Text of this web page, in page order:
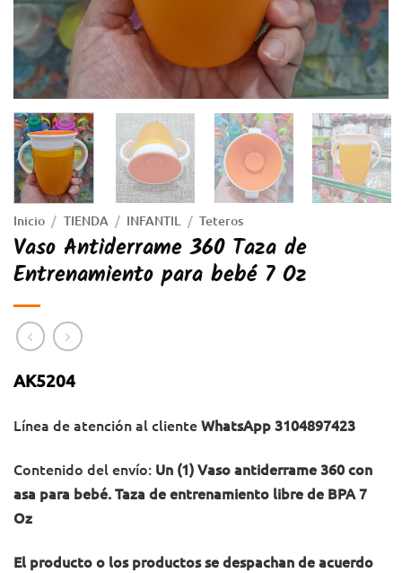
Inicio / TIENDA / INFANTIL / Teteros
Vaso Antiderrame 360 Taza de
Entrenamiento para bebé 7 Oz
AK5204
Línea de atención al clienteWhatsApp 3104897423
Contenido del envío: Un (1) Vasoantiderrame 360 con
asa para bebé. Taza de entrenamiento libre de BPA 7
Oz
El producto o los productos se despachan de acuerdo